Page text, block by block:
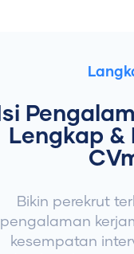
Isi
Lengkap &
Bikin perekrut
pengalaman
kesempatan